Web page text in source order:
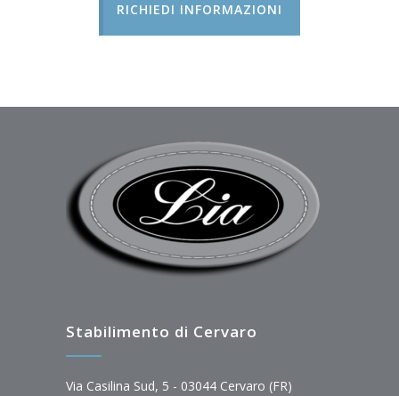
RICHIEDI INFORMAZIONI
Stabilimento di Cervaro
Via Casilina Sud, 5 - 03044 Cervaro (FR)